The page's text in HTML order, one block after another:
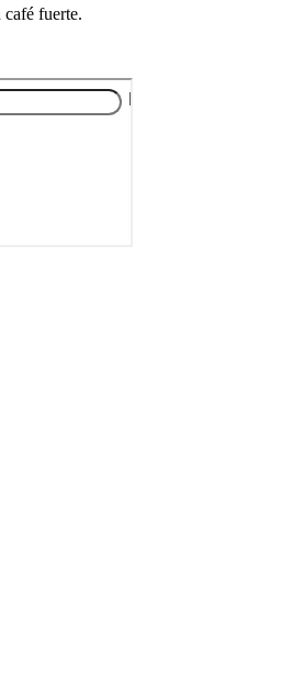
fuerte.